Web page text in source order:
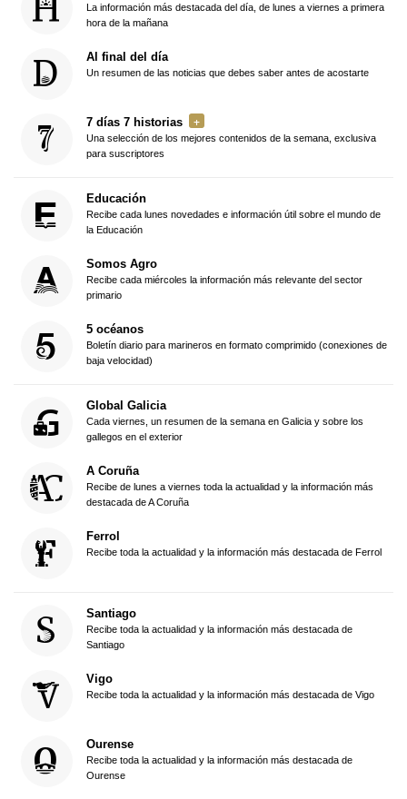
La información más destacada del día, de lunes a viernes a primera
hora de la mañana
Al final del día
Un resumen de las noticias que debes saber antes de acostarte
7 días 7 historias
Una selección de los mejores contenidos de la semana, exclusiva
para suscriptores
Educación
Recibe cada lunes novedades e información útil sobre el mundo de
la Educación
Somos Agro
Recibe cada miércoles la información más relevante del sector
primario
5 océanos
Boletín diario para marineros en formato comprimido (conexiones de
baja velocidad)
Global Galicia
Cada viernes, un resumen de la semana en Galicia y sobre los
gallegos en el exterior
A Coruña
Recibe de lunes a viernes toda la actualidad y la información más
destacada de A Coruña
Ferrol
Recibe toda la actualidad y la información más destacada de Ferrol
Santiago
Recibe toda la actualidad y la información más destacada de
Santiago
Vigo
Recibe toda la actualidad y la información más destacada de Vigo
Ourense
Recibe toda la actualidad y la información más destacada de
Ourense